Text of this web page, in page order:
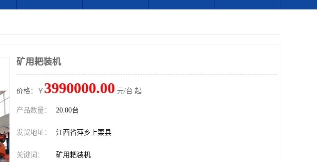
矿用耙装机
价格：￥ 3990000.00 元/台 起
产品数量： 20.00台
发货地址： 江西省萍乡上栗县
关键词： 矿用耙装机